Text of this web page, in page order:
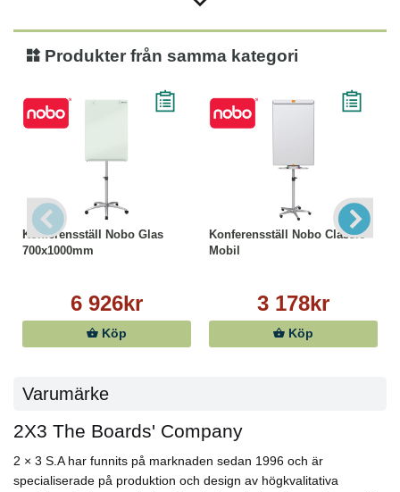
Produkter från samma kategori
Konferensställ Nobo Glas
700x1000mm
6 926kr
Köp
Konferensställ Nobo Classic
Mobil
3 178kr
Köp
Varumärke
2X3 The Boards' Company
2 × 3 S.A har funnits på marknaden sedan 1996 och är
specialiserade på produktion och design av högkvalitativa